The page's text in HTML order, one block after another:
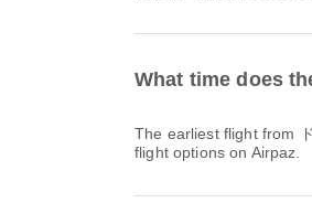
What time does
The earliest flight from ドンムアン国際空港 to 仁川国際空港 with タイ・エアアジア / Thai AirAsia departs at 02:30. You can find this schedule and compare other available
flight options on Airpaz.